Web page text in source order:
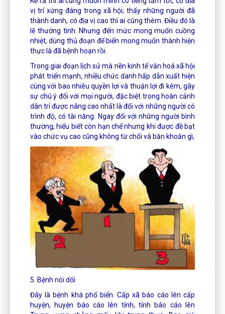
vị trí xứng đáng trong xã hội; thấy những người đã
thành danh, có địa vị cao thì ai cũng thèm. Điều đó là
lẽ thường tình. Nhưng đến mức mong muốn cuồng
nhiệt, dùng thủ đoạn để biến mong muốn thành hiện
thực là đã bệnh hoạn rồi.
Trong giai đoạn lịch sử mà nền kinh tế văn hoá xã hội
phát triển mạnh, nhiều chức danh hấp dẫn xuất hiện
cùng với bao nhiêu quyền lợi và thuận lợi đi kèm, gây
sự chú ý đối với mọi người, đặc biệt trong hoàn cảnh
dân trí được nâng cao nhất là đối với những người có
trình độ, có tài năng. Ngay đối với những người bình
thường, hiểu biết còn hạn chế nhưng khi được đề bạt
vào chức vụ cao cũng không từ chối và băn khoăn gì,
5. Bệnh nói dối
Đây là bệnh khá phổ biến. Cấp xã báo cáo lên cấp
huyện, huyện báo cáo lên tỉnh, tỉnh báo cáo lên